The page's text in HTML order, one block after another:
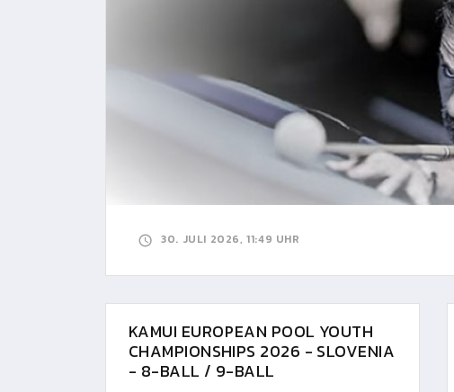
30. JULI 2026, 11:49 UHR
KAMUI EUROPEAN POOL YOUTH
CHAMPIONSHIPS 2026 - SLOVENIA
- 8-BALL / 9-BALL